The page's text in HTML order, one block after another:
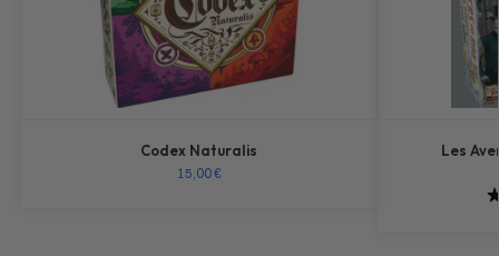
Codex Naturalis
15,00€
Les